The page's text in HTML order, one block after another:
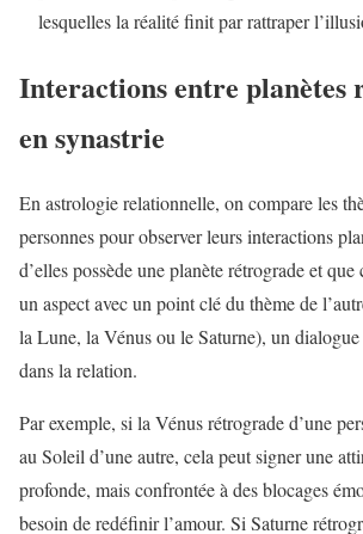
lesquelles la réalité finit par rattraper
Interactions entre planètes
en synastrie
En astrologie relationnelle, on compare les
personnes pour observer leurs interactions
d’elles possède une planète rétrograde et
un aspect avec un point clé du thème de
la Lune, la Vénus ou le Saturne), un
dans la relation.
Par exemple, si la Vénus rétrograde d’une
au Soleil d’une autre, cela peut signer une
profonde, mais confrontée à des blocages
besoin de redéfinir l’amour. Si Saturne